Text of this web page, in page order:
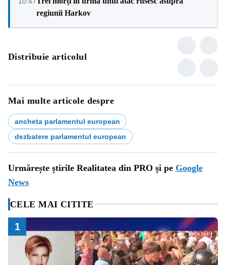
regiunii Harkov
Distribuie articolul
Mai multe articole despre
ancheta parlamentul european
dezbatere parlamentul european
Urmărește știrile Realitatea din PRO și pe Google
News
CELE MAI CITITE
1